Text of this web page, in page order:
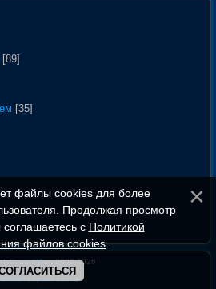
[89]
[35]
, 2008-2026
файлы cookies для более
Продолжая просмотр
с Политикой
файлов cookies.